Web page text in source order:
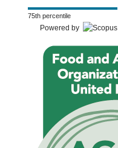
75th percentile
Powered by